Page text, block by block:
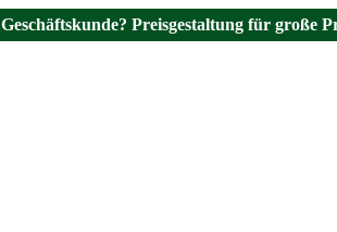
Geschäftskunde? Preisgestaltung für große